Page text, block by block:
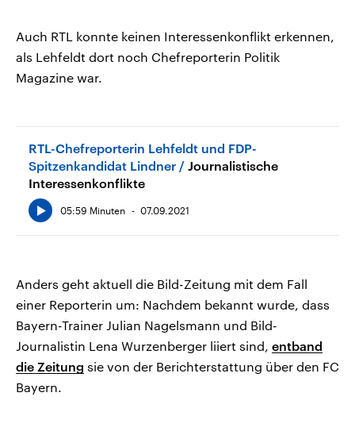
Auch RTL konnte keinen Interessenkonflikt erkennen,
als Lehfeldt dort noch Chefreporterin Politik
Magazine war.
RTL-Chefreporterin Lehfeldt und FDP-
Spitzenkandidat Lindner
Journalistische
Interessenkonflikte
05:59 Minuten 07.09.2021
Anders geht aktuell die Bild-Zeitung mit dem Fall
einer Reporterin um: Nachdem bekannt wurde, dass
Bayern-Trainer Julian Nagelsmann und Bild-
Journalistin Lena Wurzenberger liiert sind, entband
die Zeitung sie von der Berichterstattung über den FC
Bayern.